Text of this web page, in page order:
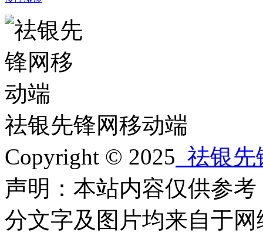
祛银先锋网移动端
Copyright © 2025 祛银先
声明：本站内容仅供参
分文字及图片均来自于